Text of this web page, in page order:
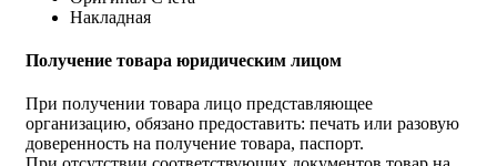
Накладная
Получение товара юридическим лицом
При получении товара лицо представляющее
организацию, обязано предоставить: печать или разовую
доверенность на получение товара, паспорт.